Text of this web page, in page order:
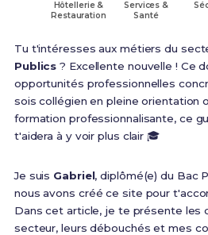
Hôtellerie &
Restauration
Services &
Santé
Tu t'intéresses aux métiers du
Publics ? Excellente nouvelle ! Ce
opportunités professionnelles
sois collégien en pleine orientation
formation professionnalisante, ce
t'aidera à y voir plus clair 🎓
Je suis Gabriel, diplômé(e) du Bac
nous avons créé ce site pour
Dans cet article, je te présente les
secteur, leurs débouchés et mes